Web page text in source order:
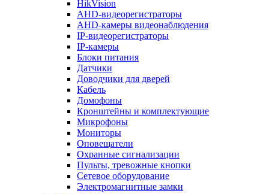
HikVision
AHD-видеорегистраторы
AHD-камеры видеонаблюдения
IP-видеорегистраторы
IP-камеры
Блоки питания
Датчики
Доводчики для дверей
Кабель
Домофоны
Кронштейны и комплектующие
Микрофоны
Мониторы
Оповещатели
Охранные сигнализации
Пульты, тревожные кнопки
Сетевое оборудование
Электромагнитные замки